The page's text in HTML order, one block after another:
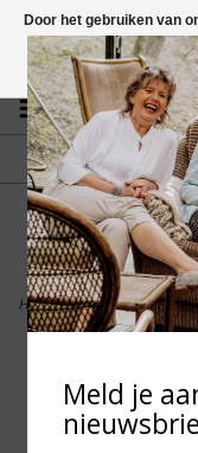
Vragen?
GRATIS
Vanaf € 75,-
Home>Birkenstock Kids
Door het gebruiken van
cookies om onze
Meld je